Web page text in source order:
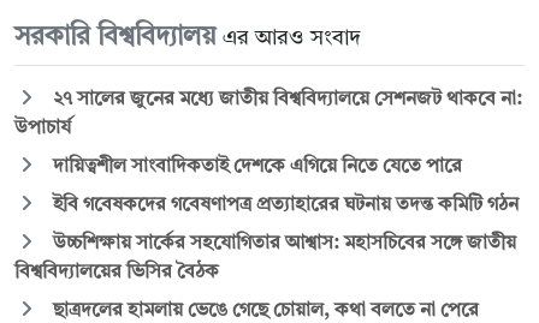
সরকারি বিশ্ববিদ্যালয় এর আরও সংবাদ
২৭ সালের জুনের মধ্যে জাতীয় বিশ্ববিদ্যালয়ে সেশনজট থাকবে না:
উপাচার্য
দায়িত্বশীল সাংবাদিকতাই দেশকে এগিয়ে নিতে যেতে পারে
ইবি গবেষকদের গবেষণাপত্র প্রত্যাহারের ঘটনায় তদন্ত কমিটি গঠন
উচ্চশিক্ষায় সার্কের সহযোগিতার আশ্বাস: মহাসচিবের সঙ্গে জাতীয়
বিশ্ববিদ্যালয়ের ভিসির বৈঠক
ছাত্রদলের হামলায় ভেঙে গেছে চোয়াল, কথা বলতে না পেরে